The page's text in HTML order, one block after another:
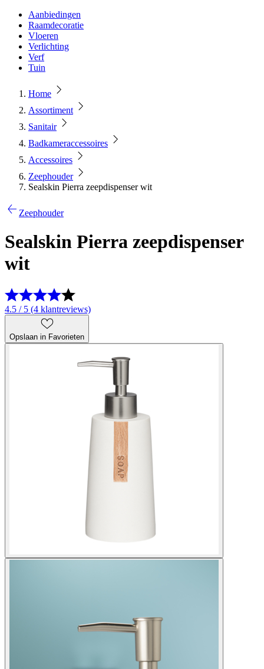
Aanbiedingen
Raamdecoratie
Vloeren
Verlichting
Verf
Tuin
Home
Assortiment
Sanitair
Badkameraccessoires
Accessoires
Zeephouder
Sealskin Pierra zeepdispenser wit
Zeephouder
Sealskin Pierra zeepdispenser
wit
4.5 / 5 (4 klantreviews)
Opslaan in Favorieten